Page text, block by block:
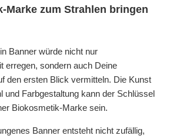
Marke zum Strahlen bringen
Banner würde nicht nur
erregen, sondern auch Deine
den ersten Blick vermitteln. Die Kunst
und Farbgestaltung kann der Schlüssel
Biokosmetik-Marke sein.
Banner entsteht nicht zufällig,